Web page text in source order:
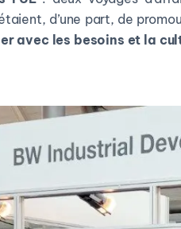
d’une part, de
avec les besoins et la